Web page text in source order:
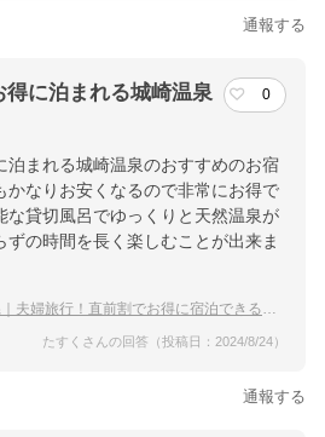
通報する
に泊まれる城崎温泉
0
泊まれる城崎温泉のおすすめのお宿
かなりお安くなるので非常にお得で
な貸切風呂でゆっくりと天然温泉が
の時間を長く楽しむことが出来ま
婦旅行！直前割でお得に宿泊できる宿のおすすめは？
たすくさんの回答（投稿日：2024/8/24）
通報する